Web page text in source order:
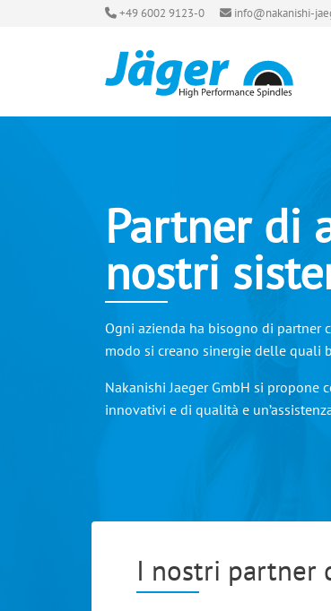
+49 6002 9123-0 info@nakanishi-
Partner di
nostri
Ogni azienda ha bisogno di partner
modo si creano sinergie delle quali
Nakanishi Jaeger GmbH si
innovativi e di qualità e
I nostri partner